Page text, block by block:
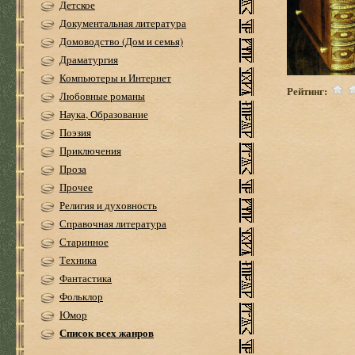
Детское
Документальная литература
Домоводство (Дом и семья)
Драматургия
Компьютеры и Интернет
Любовные романы
Наука, Образование
Поэзия
Приключения
Проза
Прочее
Религия и духовность
Справочная литература
Старинное
Техника
Фантастика
Фольклор
Юмор
Список всех жанров
Рейтинг: